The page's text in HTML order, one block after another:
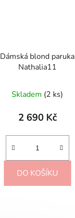
Dámská blond paruka
Nathalia11
Skladem (2 ks)
2 690 Kč
DO KOŠÍKU